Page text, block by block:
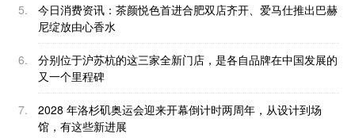
5.
今日消费资讯：茶颜悦色首进合肥双店齐开、爱马仕推出巴赫
尼绽放由心香水
6.
分别位于沪苏杭的这三家全新门店，是各自品牌在中国发展的
又一个里程碑
7.
2028 年洛杉矶奥运会迎来开幕倒计时两周年，从设计到场
馆，有这些新进展